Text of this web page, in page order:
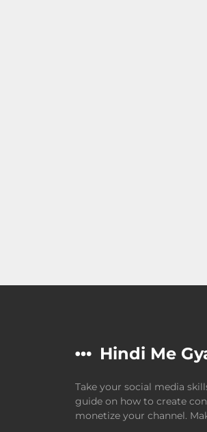
Hindi Me
Take your social media
guide on how to create
monetize your channel.